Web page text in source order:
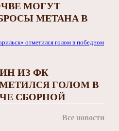
МОГУТ
МЕТАНА В
ИЗ ФК
ГОЛОМ В
СБОРНОЙ
Все новости